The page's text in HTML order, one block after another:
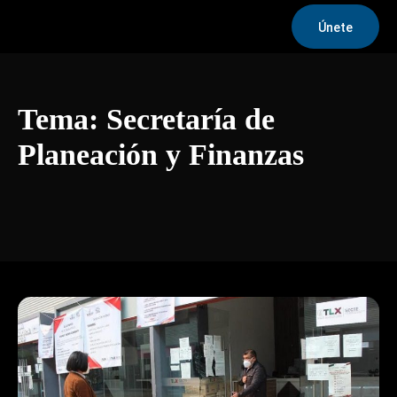
Únete
Tema: Secretaría de
Planeación y Finanzas